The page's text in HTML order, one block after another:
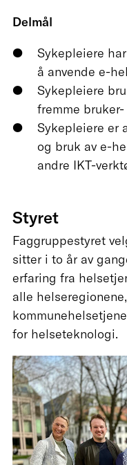
Delmål
Sykepleiere
å anvende e-
Sykepleiere
fremme
Sykepleiere er
og bruk av e-
andre IKT-
Styret
Faggruppestyret
sitter i to år av
erfaring fra
alle
for helseteknologi.